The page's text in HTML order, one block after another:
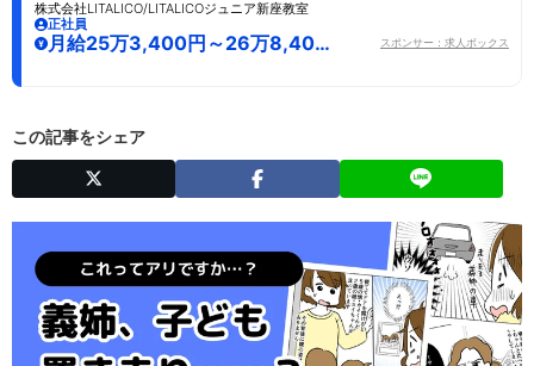
株式会社LITALICO/LITALICOジュニア新座教室
正社員
月給25万3,400円～26万8,400
スポンサー：求人ボックス
この記事をシェア